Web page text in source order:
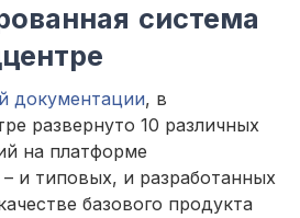
система
документации, в
развернуто 10 различных
на платформе
– и типовых, и разработанных
базового продукта